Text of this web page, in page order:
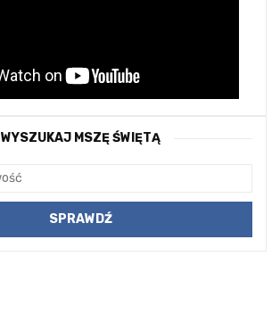
WYSZUKAJ MSZĘ ŚWIĘTĄ